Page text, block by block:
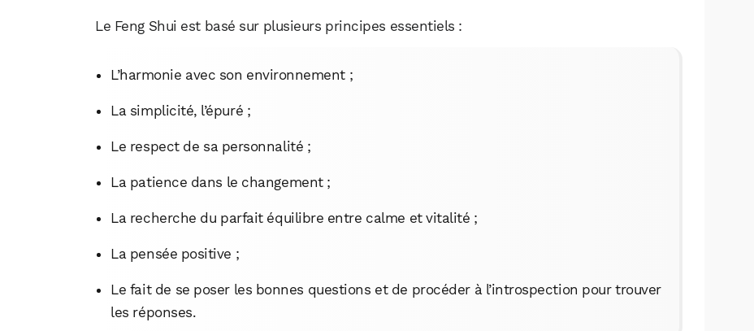
Le Feng Shui est basé sur plusieurs principes essentiels :
L’harmonie avec son environnement ;
La simplicité, l’épuré ;
Le respect de sa personnalité ;
La patience dans le changement ;
La recherche du parfait équilibre entre calme et vitalité ;
La pensée positive ;
Le fait de se poser les bonnes questions et de procéder à l’introspection pour trouver
les réponses.